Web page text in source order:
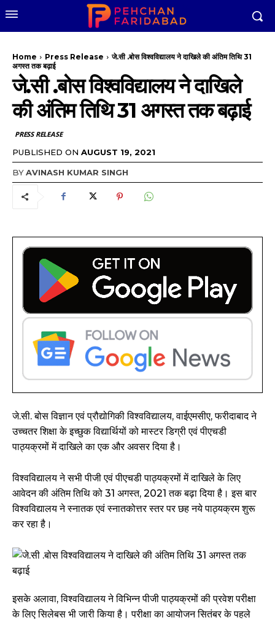
Home Press Release
जे.सी .बोस विश्वविद्यालय ने दाखिले की अंतिम तिथि 31
अगस्त तक बढ़ाई
जे.सी .बोस विश्वविद्यालय ने दाखिले
की अंतिम तिथि 31 अगस्त तक बढ़ाई
PRESS RELEASE
PUBLISHED ON AUGUST 19, 2021
BYAVINASH KUMAR SINGH
जे.सी. बोस विज्ञान एवं प्रौद्योगिकी विश्वविद्यालय, वाईएमसीए, फरीदाबाद ने
उच्चतर शिक्षा के इच्छुक विद्यार्थियों को मास्टर डिग्री एवं पीएचडी
पाठ्यक्रमों में दाखिले का एक और अवसर दिया है।
विश्वविद्यालय ने सभी पीजी एवं पीएचडी पाठ्यक्रमों में दाखिले के लिए
आवेदन की अंतिम तिथि को 31 अगस्त, 2021 तक बढ़ा दिया है। इस बार
विश्वविद्यालय ने स्नातक एवं स्नातकोत्तर स्तर पर छह नये पाठ्यक्रम शुरू
कर रहा है।
इसके अलावा, विश्वविद्यालय ने विभिन्न पीजी पाठ्यक्रमों की प्रवेश परीक्षा
के लिए सिलेबस भी जारी किया है। परीक्षा का आयोजन सितंबर के पहले